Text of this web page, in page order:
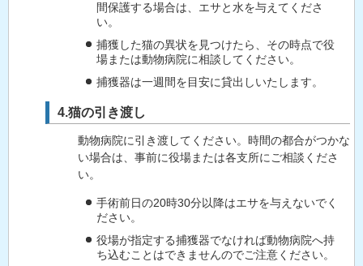
間保護する場合は、エサと水を与えてくださ
い。
捕獲した猫の異状を見つけたら、その時点で役
場または動物病院に相談してください。
捕獲器は一週間を目安に貸出しいたします。
4.猫の引き渡し
動物病院に引き渡してください。時間の都合がつかな
い場合は、事前に役場または各支所にご相談くださ
い。
手術前日の20時30分以降はエサを与えないでく
ださい。
役場が指定する捕獲器でなければ動物病院へ持
ち込むことはできませんのでご注意ください。